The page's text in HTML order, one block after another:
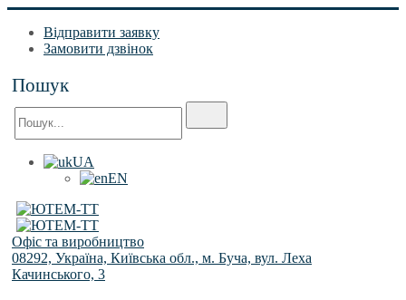
Відправити заявку
Замовити дзвінок
Пошук
UA
EN
Офіс та виробництво
08292, Україна, Київська обл., м. Буча, вул. Леха
Качинського, 3